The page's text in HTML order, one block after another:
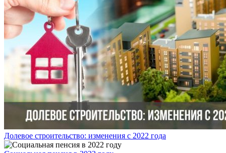
Долевое строительство: изменения с 2022 года